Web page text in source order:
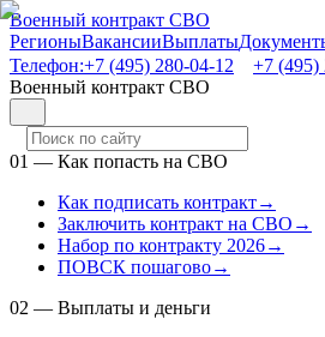
Военный контракт СВО
РегионыВакансииВыплаты
Телефон:+7 (495) 280-04-12
+7 (495)
Военный контракт СВО
01 — Как попасть на СВО
Как подписать контракт→
Заключить контракт на СВО →
Набор по контракту 2026→
ПОВСК пошагово→
02 — Выплаты и деньги